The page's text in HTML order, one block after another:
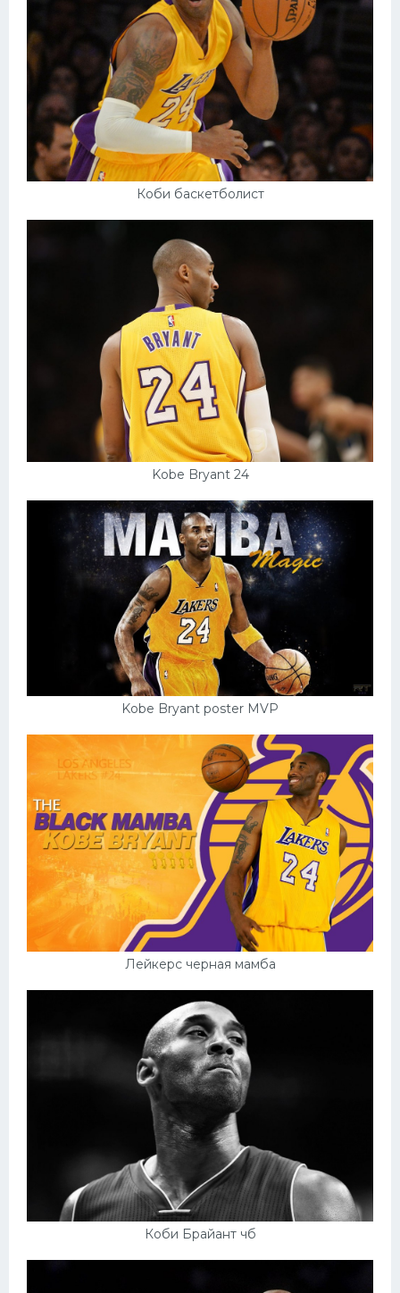
Коби баскетболист
Kobe Bryant 24
Kobe Bryant poster MVP
Лейкерс черная мамба
Коби Брайант чб